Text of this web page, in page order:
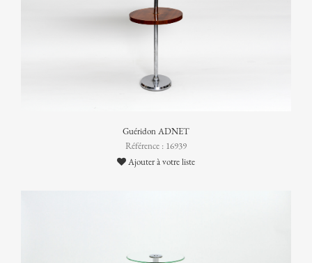
Guéridon ADNET
Référence : 16939
Ajouter à votre liste